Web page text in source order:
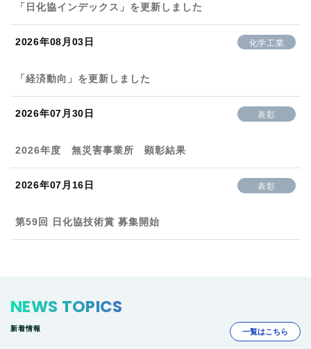
「日化協インデックス」を更新しました
2026年08月03日 化学工業
「経済動向」を更新しました
2026年07月30日 表彰
2026年度 無災害事業所 顕彰結果
2026年07月16日 表彰
第59回 日化協技術賞 募集開始
NEWS TOPICS
新着情報 一覧はこちら